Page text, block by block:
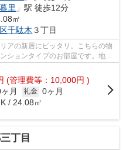
里 」駅 徒歩12分
㎡
千駄木 ３丁目
アの新居にピッタリ。こちらの物
ションタイプのお部屋です。地上
(管理費等：10,000円 )
月 礼金 0ヶ月
/ 24.08㎡
丁目